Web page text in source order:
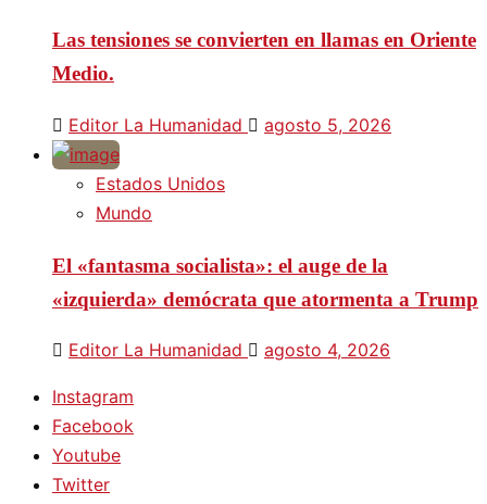
Las tensiones se convierten en llamas en Oriente
Medio.
Editor La Humanidad agosto 5, 2026
Estados Unidos
Mundo
El «fantasma socialista»: el auge de la
«izquierda» demócrata que atormenta a Trump
Editor La Humanidad agosto 4, 2026
Instagram
Facebook
Youtube
Twitter